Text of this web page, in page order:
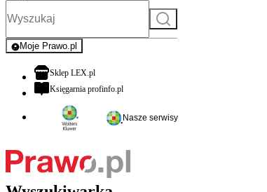
Szukaj
Moje Prawo.pl
- rejestracja i logowanie do serwisu
Sklep LEX.plotwiera się w nowej karcie
Księgarnia profinfo.plotwiera się w nowej karcie
Nasze serwisy